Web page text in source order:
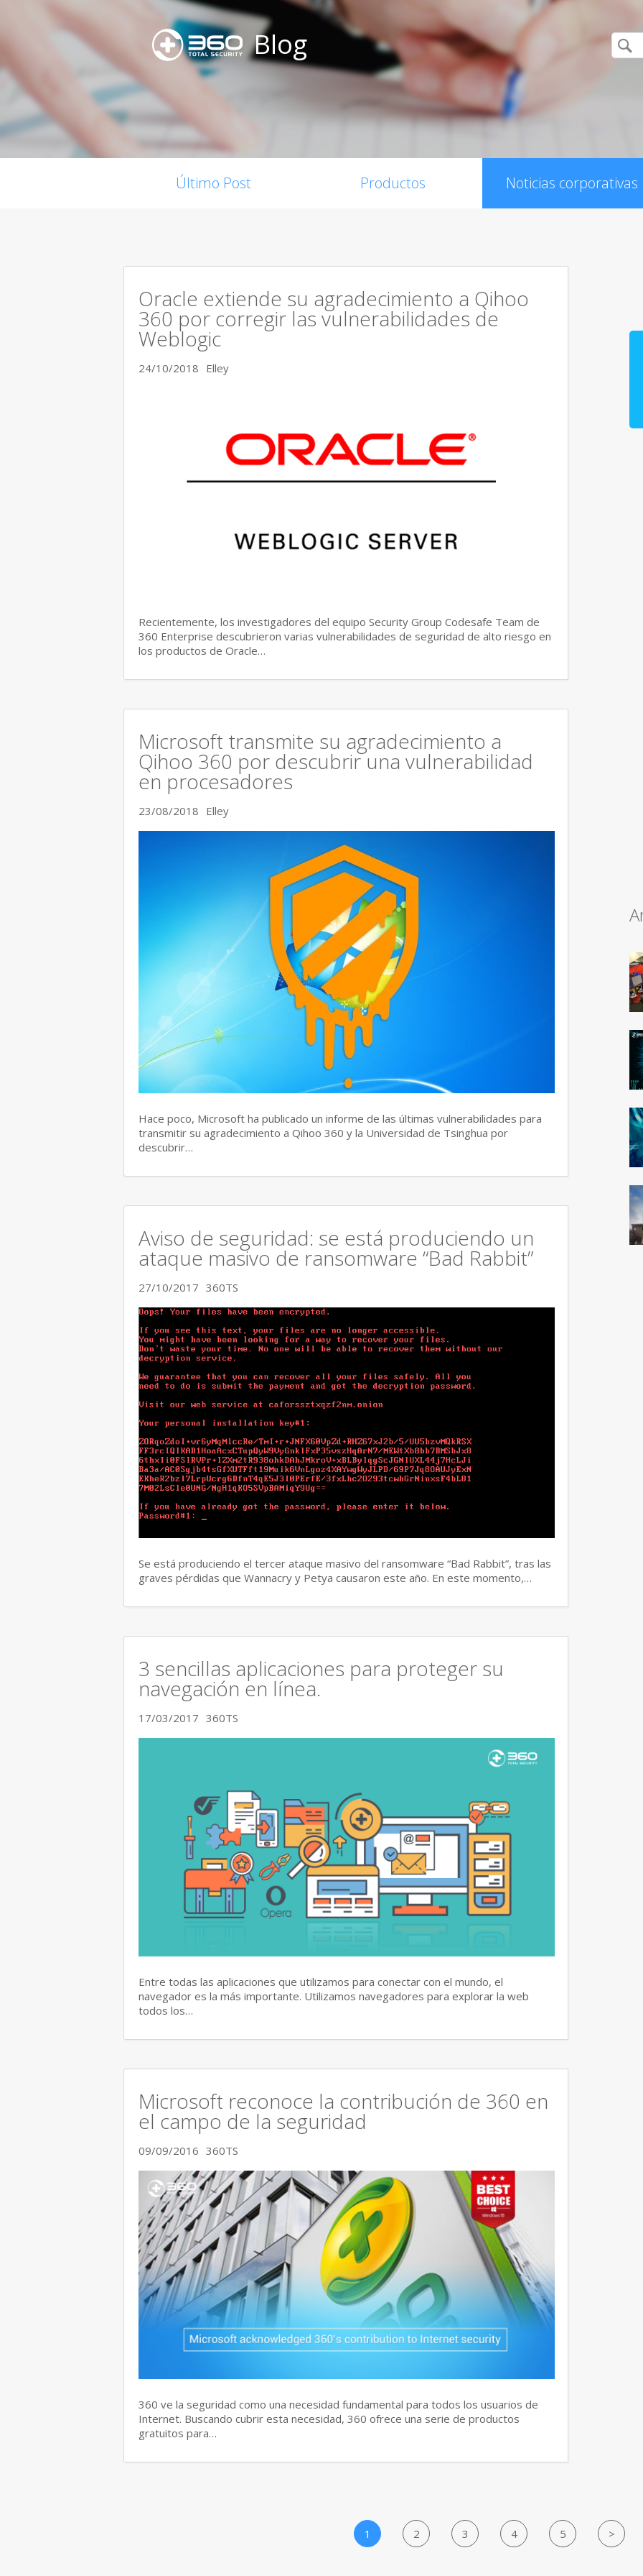
Blog
Último Post Productos Noticias corporativas
Oracle extiende su agradecimiento a Qihoo
360 por corregir las vulnerabilidades de
Weblogic
24/10/2018 Elley
Recientemente, los investigadores del equipo Security Group Codesafe Team de
360 Enterprise descubrieron varias vulnerabilidades de seguridad de alto riesgo en
los productos de Oracle…
Microsoft transmite su agradecimiento a
Qihoo 360 por descubrir una vulnerabilidad
en procesadores
23/08/2018 Elley
Hace poco, Microsoft ha publicado un informe de las últimas vulnerabilidades para
transmitir su agradecimiento a Qihoo 360 y la Universidad de Tsinghua por
descubrir…
Aviso de seguridad: se está produciendo un
ataque masivo de ransomware “Bad Rabbit”
27/10/2017 360TS
Se está produciendo el tercer ataque masivo del ransomware “Bad Rabbit”, tras las
graves pérdidas que Wannacry y Petya causaron este año. En este momento,…
3 sencillas aplicaciones para proteger su
navegación en línea.
17/03/2017 360TS
Entre todas las aplicaciones que utilizamos para conectar con el mundo, el
navegador es la más importante. Utilizamos navegadores para explorar la web
todos los…
Microsoft reconoce la contribución de 360 en
el campo de la seguridad
09/09/2016 360TS
360 ve la seguridad como una necesidad fundamental para todos los usuarios de
Internet. Buscando cubrir esta necesidad, 360 ofrece una serie de productos
gratuitos para…
1 2 3 4 5 >